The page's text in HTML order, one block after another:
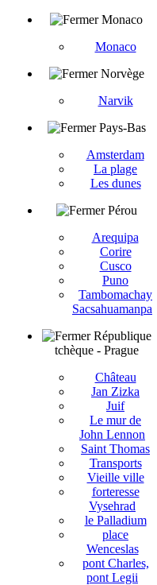
Monaco
Monaco
Norvège
Narvik
Pays-Bas
Amsterdam
La plage
Les dunes
Pérou
Arequipa
Corire
Cusco
Puno
Tambomachay
Sacsahuamanpa
République
tchèque - Prague
Château
Jan Zizka
Juif
Le mur de
John Lennon
Saint Thomas
Transports
Vieille ville
forteresse
Vysehrad
le Palladium
place
Wenceslas
pont Charles,
pont Legii